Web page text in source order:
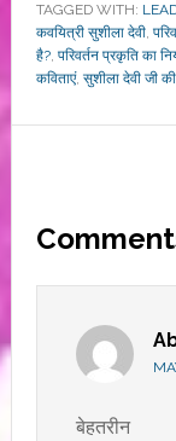
TAGGED WITH:
कवयित्री सुशीला देवी,
है?, परिवर्तन प्रकृति का
कविताएं, सुशीला देवी जी
Reader
बेहतरीन